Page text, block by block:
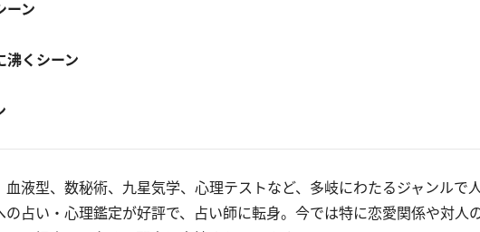
ーン
沸くシーン
液型、数秘術、九星気学、心理テストなど、多岐にわたるジャンルで
占い・心理鑑定が好評で、占い師に転身。今では特に恋愛関係や対人